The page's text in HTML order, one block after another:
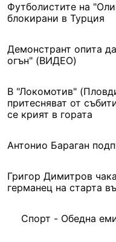
Футболистите на
блокирани в Турция
Демонстрант опита
огън" (ВИДЕО)
В "Локомотив"
притесняват от
се крият в гората
Антонио Бараган
Григор Димитров
германец на старта
Спорт - Обедна